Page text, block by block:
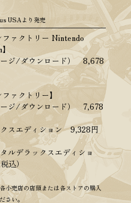
USAより発売
ァクトリー Nintendo
ージ/ダウンロード） 8,678
ァクトリー】
ージ/ダウンロード） 7,678
スエディション 9,328円
ルデラックスエディショ
込）
小売店の店頭または各ストアの購入
さい。